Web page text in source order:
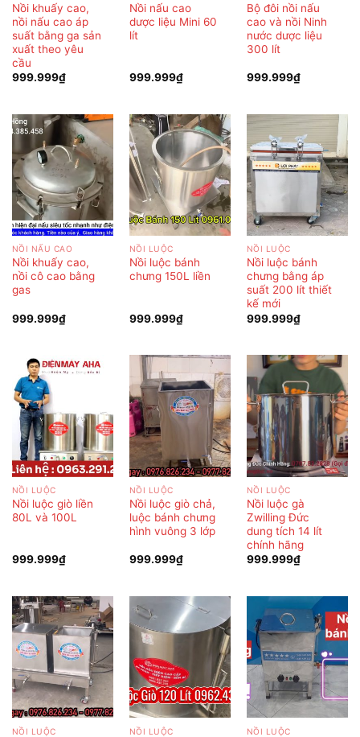
Nồi khuấy cao,
nồi nấu cao áp
suất bằng ga sản
xuất theo yêu
cầu
999.999₫
Nồi nấu cao
dược liệu Mini 60
lít
999.999₫
Bộ đôi nồi nấu
cao và nồi Ninh
nước dược liệu
300 lít
999.999₫
NỒI NẤU CAO
Nồi khuấy cao,
nồi cô cao bằng
gas
999.999₫
NỒI LUỘC
Nồi luộc bánh
chưng 150L liền
999.999₫
NỒI LUỘC
Nồi luộc bánh
chưng bằng áp
suất 200 lít thiết
kế mới
999.999₫
NỒI LUỘC
Nồi luộc giò liền
80L và 100L
999.999₫
NỒI LUỘC
Nồi luộc giò chả,
luộc bánh chưng
hình vuông 3 lớp
999.999₫
NỒI LUỘC
Nồi luộc gà
Zwilling Đức
dung tích 14 lít
chính hãng
999.999₫
NỒI LUỘC NỒI LUỘC NỒI LUỘC